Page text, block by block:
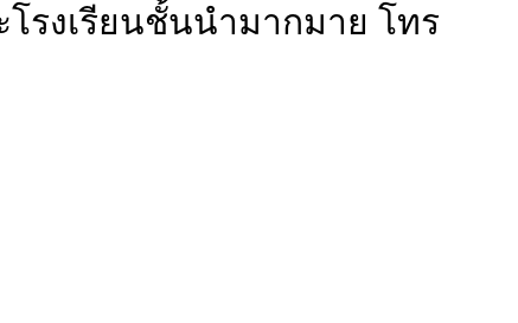
รงเรียนชั้นนำมากมาย โทร